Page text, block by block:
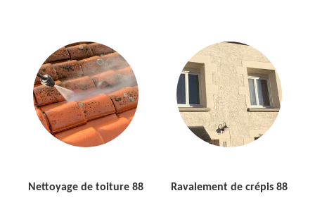
Nettoyage de toiture 88 Ravalement de crépis 88